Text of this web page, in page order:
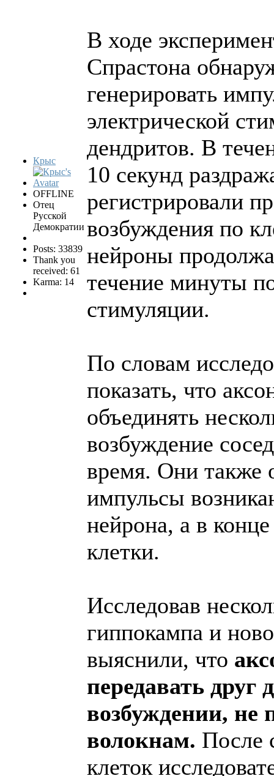
Крыс
OFFLINE
Отец
Русской
Демократии
Posts: 33839
Thank you
received: 61
Karma: 14
В ходе
Спрастона
генерировать
электрической
дендритов. В
10 секунд
регистрировали
возбуждения по
нейроны
течение минуты
стимуляции.
По словам
показать, что
объединять
возбуждение
время. Они также
импульсы
нейрона, а в
клетки.
Исследовав
гиппокампа и
выяснили, что
передавать
возбуждении, не
волокнам. После
клеток